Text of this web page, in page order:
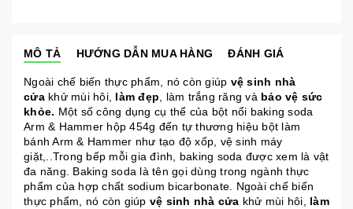
MÔ TẢ HƯỚNG DẪN MUA HÀNG ĐÁNH GIÁ
Ngoài chế biến thực phẩm, nó còn giúp vệ sinh nhà
cửakhử mùi hôi, làm đẹp , làm trắng răng và bảo vệ sức
khỏe. Một số công dụng cụ thể của bột nổi baking soda
Arm & Hammer hộp 454g đến tự thương hiệu bột làm
bánh Arm & Hammer như tạo độ xốp, vệ sinh máy
giặt,..Trong bếp mỗi gia đình, baking soda được xem là vật
đa năng. Baking soda là tên gọi dùng trong ngành thực
phẩm của hợp chất sodium bicarbonate. Ngoài chế biến
thực phẩm, nó còn giúp vệ sinh nhà cửa khử mùi hôi, làm